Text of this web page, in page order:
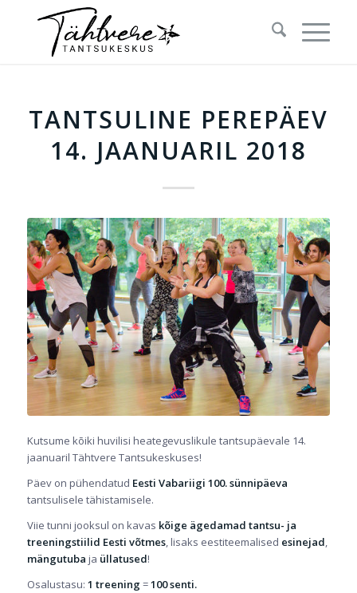
TANTSULINE PEREPÄEV
14. JAANUARIL 2018
Kutsume kõiki huvilisi heategevuslikule tantsupäevale 14.
jaanuaril Tähtvere Tantsukeskuses!
Päev on pühendatud Eesti Vabariigi 100. sünnipäeva
tantsulisele tähistamisele.
Viie tunni jooksul on kavas kõige ägedamad tantsu- ja
treeningstiilid Eesti võtmes, lisaks eestiteemalised esinejad,
mängutuba ja üllatused!
Osalustasu: 1 treening =100 senti.